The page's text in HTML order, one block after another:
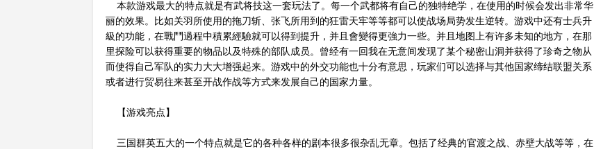
本款游戏最大的特点就是有武将技这一套玩法了。每一个武都将有自己的独特绝学，在使用的时候会发出非常华
丽的效果。比如关羽所使用的拖刀斩、张飞所用到的狂雷天牢等等都可以使战场局势发生逆转。游戏中还有士兵升
級的功能，在戰鬥過程中積累經驗就可以得到提升，并且會變得更強力一些。并且地图上有许多未知的地方，在那
里探险可以获得重要的物品以及特殊的部队成员。曾经有一回我在无意间发现了某个秘密山洞并获得了珍奇之物从
而使得自己军队的实力大大增强起来。游戏中的外交功能也十分有意思，玩家们可以选择与其他国家缔结联盟关系
或者进行贸易往来甚至开战作战等方式来发展自己的国家力量。
【游戏亮点】
三国群英五大的一个特点就是它的各种各样的剧本很多很杂乱无章。包括了经典的官渡之战、赤壁大战等等，在